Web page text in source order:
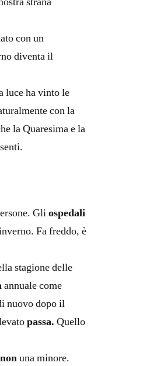
con un
diventa il
luce ha vinto le
con la
la Quaresima e la
Gliospedali
Fa freddo, è
stagione delle
annuale come
nuovo dopo il
passa. Quello
nonuna minore.